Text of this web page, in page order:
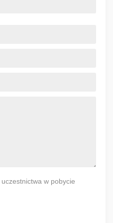
uczestnictwa w pobycie